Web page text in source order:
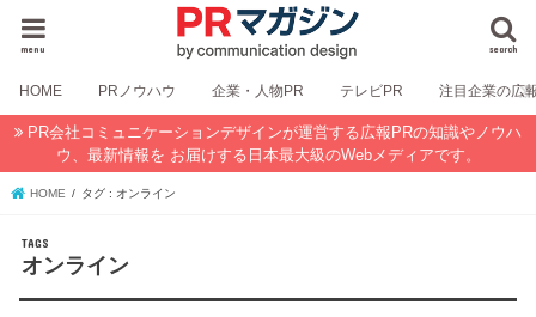
search
menu
HOME PRノウハウ 企業・人物PR テレビPR 注目企業の広
PR会社コミュニケーションデザインが運営する広報PRの知識やノウハ
ウ、最新情報を お届けする日本最大級のWebメディアです。
HOME タグ : オンライン
オンライン